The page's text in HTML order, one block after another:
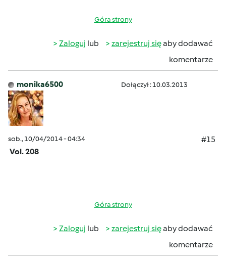
Góra strony
Zaloguj lub zarejestruj sięaby dodawać
komentarze
monika6500 Dołączył : 10.03.2013
sob., 10/04/2014 - 04:34
#15
Vol. 208
Góra strony
Zaloguj lub zarejestruj sięaby dodawać
komentarze